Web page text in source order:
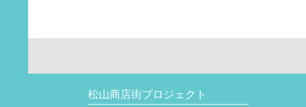
松山商店街プロジェクト